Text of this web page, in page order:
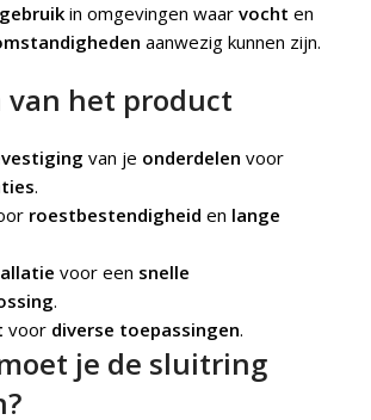
in omgevingen waar vocht en
aanwezig kunnen zijn.
van het product
van je onderdelen voor
.
roestbestendigheid en lange
voor een snelle
.
voor diverse toepassingen.
je de sluitring